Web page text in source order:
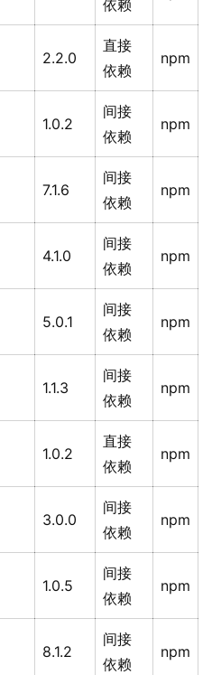
依赖
2.2.0
直接
依赖
npm
1.0.2
间接
依赖
npm
7.1.6
间接
依赖
npm
4.1.0
间接
依赖
npm
5.0.1
间接
依赖
npm
1.1.3
间接
依赖
npm
1.0.2
直接
依赖
npm
3.0.0
间接
依赖
npm
1.0.5
间接
依赖
npm
8.1.2
间接
依赖
npm